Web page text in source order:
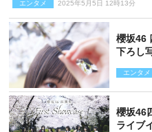
エンタメ 2025年5月5日 12時13分
櫻坂46
下ろし
エンタメ
櫻坂46
ライブ